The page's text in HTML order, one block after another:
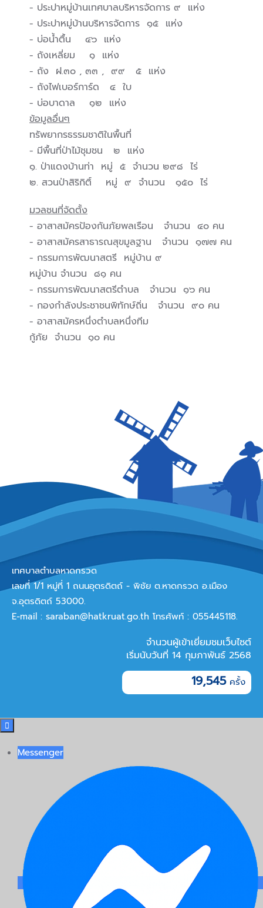
- ประปาหมู่บ้านเทศบาลบริหารจัดการ ๙ แห่ง
- ประปาหมู่บ้านบริหารจัดการ ๑๕ แห่ง
- บ่อน้ำตื้น ๔๖ แห่ง
- ถังเหลี่ยม ๑ แห่ง
- ถัง ฝ.๓๐ , ๓๓ , ๙๙ ๕ แห่ง
- ถังไฟเบอร์การ์ด ๔ ใบ
- บ่อบาดาล ๑๒ แห่ง
ข้อมูลอื่นๆ
ทรัพยากรธรรมชาติในพื้นที่
- มีพื้นที่ป่าไม้ชุมชน ๒ แห่ง
๑. ป่าแดงบ้านท่า หมู่ ๕ จำนวน ๒๙๘ ไร่
๒. สวนป่าสิริกิติ์ หมู่ ๙ จำนวน ๑๕๐ ไร่
มวลชนที่จัดตั้ง
- อาสาสมัครป้องกันภัยพลเรือน จำนวน ๔๐ คน
- อาสาสมัครสาธารณสุขมูลฐาน จำนวน ๑๗๗ คน
- กรรมการพัฒนาสตรี หมู่บ้าน ๙
หมู่บ้าน จำนวน ๘๑ คน
- กรรมการพัฒนาสตรีตำบล จำนวน ๑๖ คน
- กองกำลังประชาชนพิทักษ์ถิ่น จำนวน ๙๐ คน
- อาสาสมัครหนึ่งตำบลหนึ่งทีม
กู้ภัย จำนวน ๑๐ คน
เทศบาลตำบลหาดกรวด
เลขที่ 1/1 หมู่ที่ 1 ถนนอุตรดิตถ์ - พิชัย ต.หาดกรวด อ.เมือง
จ.อุตรดิตถ์ 53000.
E-mail : saraban@hatkruat.go.th โทรศัพท์ : 055445118.
จำนวนผู้เข้าเยี่ยมชมเว็บไซต์
เริ่มนับวันที่ 14 กุมภาพันธ์ 2568
19,545

Messenger